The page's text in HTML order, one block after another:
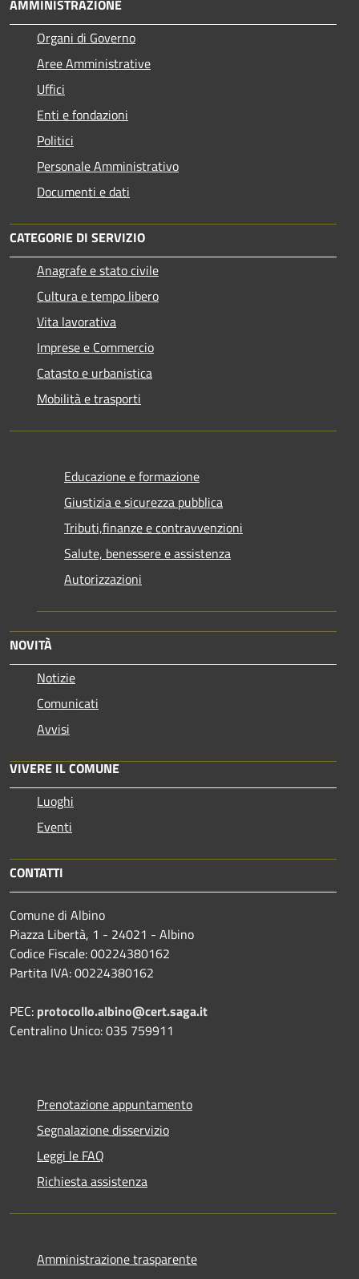
AMMINISTRAZIONE
Organi di Governo
Aree Amministrative
Uffici
Enti e fondazioni
Politici
Personale Amministrativo
Documenti e dati
CATEGORIE DI SERVIZIO
Anagrafe e stato civile
Cultura e tempo libero
Vita lavorativa
Imprese e Commercio
Catasto e urbanistica
Mobilità e trasporti
Educazione e formazione
Giustizia e sicurezza pubblica
Tributi,finanze e contravvenzioni
Salute, benessere e assistenza
Autorizzazioni
NOVITÀ
Notizie
Comunicati
Avvisi
VIVERE IL COMUNE
Luoghi
Eventi
CONTATTI
Comune di Albino
Piazza Libertà, 1 - 24021 - Albino
Codice Fiscale: 00224380162
Partita IVA: 00224380162
PEC: protocollo.albino@cert.saga.it
Centralino Unico: 035 759911
Prenotazione appuntamento
Segnalazione disservizio
Leggi le FAQ
Richiesta assistenza
Amministrazione trasparente